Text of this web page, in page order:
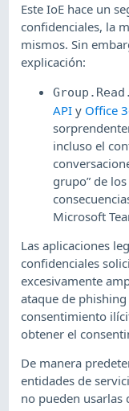
Este IoE hace un
confidenciales, la
mismos. Sin
explicación:
API y Office
incluso el
grupo” de
Microsoft
Las aplicaciones
confidenciales
excesivamente
ataque de
consentimiento
obtener el
De manera
entidades de
no pueden usarlas